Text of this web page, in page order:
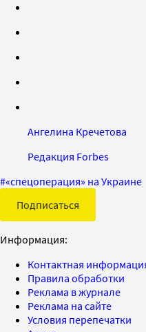
Ангелина Кречетова
Редакция Forbes
#«спецоперация» на Украине
Подписаться
Информация:
Контактная
Правила обработки
Реклама в журнале
Реклама на сайте
Условия перепечатки